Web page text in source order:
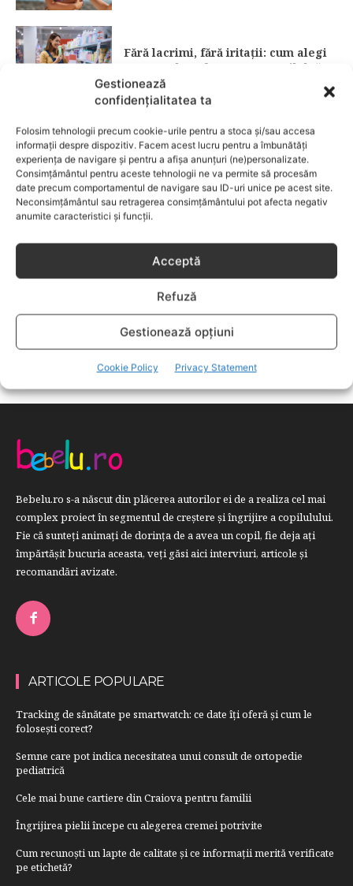
Gestionează
confidențialitatea ta
Folosim tehnologii precum cookie-urile pentru a stoca și/sau accesa
informații despre dispozitiv. Facem acest lucru pentru a îmbunătăți
experiența de navigare și pentru a afișa anunțuri (ne)personalizate.
Consimțământul pentru aceste tehnologii ne va permite să procesăm
date precum comportamentul de navigare sau ID-uri unice pe acest site.
Neconsimțământul sau retragerea consimțământului pot afecta negativ
anumite caracteristici și funcții.
Acceptă
Refuză
Gestionează opțiuni
Cookie Policy Privacy Statement
Fără lacrimi, fără iritații: cum alegi
șamponul perfect pentru copilul tău
CATEGORII POPULARE
EVENIMENTE
741
LIFESTYLE
COPII
634
FAMILIA
582
DEZVOLTAREA COPILULUI
COMPORTAMENT
294
Bebelu.ro s-a născut din plăcerea autorilor ei de a realiza cel mai
complex proiect în segmentul de creştere şi îngrijire a copilulului.
Fie că sunteţi animaţi de dorinţa de a avea un copil, fie deja aţi
împărtăşit bucuria aceasta, veți găsi aici interviuri, articole şi
recomandări avizate.
ARTICOLE POPULARE
Tracking de sănătate pe smartwatch: ce date îți oferă și cum le
folosești corect?
Semne care pot indica necesitatea unui consult de ortopedie
pediatrică
Cele mai bune cartiere din Craiova pentru familii
Îngrijirea pielii începe cu alegerea cremei potrivite
Cum recunoști un lapte de calitate și ce informații merită verificate
pe etichetă?